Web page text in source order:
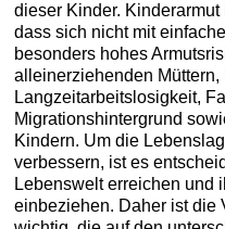
dieser Kinder.
dass sich nicht mit
besonders hohes
alleinerziehenden Müttern,
Langzeitarbeitslosigkeit,
Migrationshintergrund
Kindern. Um die
verbessern, ist es
Lebenswelt erreichen und
einbeziehen. Daher ist die